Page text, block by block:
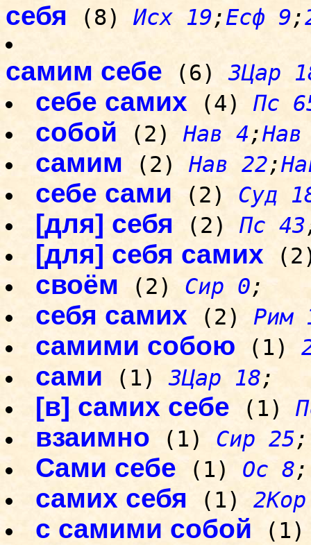
себя (8) Исх 19;Есф 9;
самим себе (6)3Цар
себе самих (4) Пс
собой (2) Нав 4;Нав
самим (2) Нав 22;
себе сами (2) Суд
[для] себя (2) Пс 43
[для] себя самих
своём (2) Сир 0;
себя самих (2) Рим
самими собою (1)
сами (1)3Цар 18;
[в] самих себе(1)
взаимно (1) Сир 25;
Сами себе (1) Ос 8;
самих себя (1)
с самими собой